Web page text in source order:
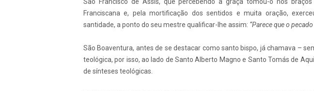
Franciscana e, pela mortificação dos sentidos e muita oração,
santidade, a ponto do seu mestre qualificar-lhe assim: “Parece que o
São Boaventura, antes de se destacar como santo bispo, já chamava –
teológica, por isso, ao lado de Santo Alberto Magno e Santo Tomás de
de sínteses teológicas.